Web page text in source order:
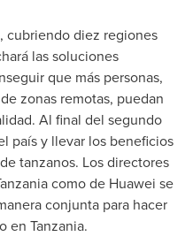
, cubriendo diez regiones
las soluciones
que más personas,
zonas remotas, puedan
Al final del segundo
país y llevar los beneficios
tanzanos. Los directores
como de Huawei se
conjunta para hacer
en Tanzania.